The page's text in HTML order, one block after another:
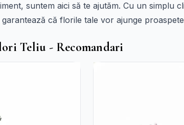
suntem aici să te ajutăm. Cu un simplu
garantează că florile tale vor ajunge
Teliu - Recomandari